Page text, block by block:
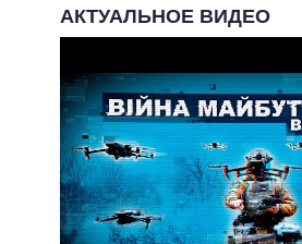
АКТУАЛЬНОЕ ВИДЕО